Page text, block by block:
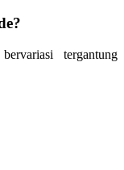
?
tergantung